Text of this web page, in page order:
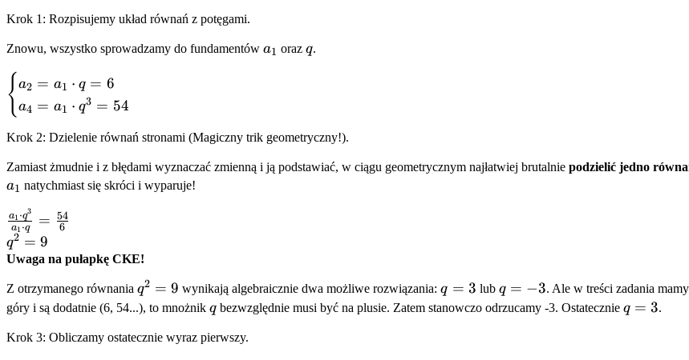
Krok 1: Rozpisujemy układ równań z potęgami.
Znowu, wszystko sprowadzamy do fundamentów a_1
a1 oraz q
q.
\begin{cases}
a_2 = a_1
\cdot q = 6
\\ a_4 = a_1
54
\end{cases}
{ a2 = a1 ⋅ q = 6
a4 = a1 ⋅ q3 = 54
Krok 2: Dzielenie równań stronami (Magiczny trik geometryczny!).
Zamiast żmudnie i z błędami wyznaczać zmienną i ją podstawiać, w ciągu geometrycznym najłatwiej brutalnie podzielić jedno
a1 natychmiast się skróci i wyparuje!
\frac{a_1
\cdot
q^3}{a_1
=
\frac{54}
a1 ⋅q
a1 ⋅q3
= 6
54
q^2
= 9
q2 = 9
Uwaga na pułapkę CKE!
Z otrzymanego równania q^2
= 9
q2 = 9 wynikają algebraicznie dwa możliwe rozwiązania:q
=
q = 3 lub q
=
q = −3. Ale w treści zadania
góry i są dodatnie (6, 54...), to mnożnik q
qbezwzględnie musi być na plusie. Zatem stanowczo odrzucamy -3. Ostatecznie q
q = 3.
Krok 3: Obliczamy ostatecznie wyraz pierwszy.